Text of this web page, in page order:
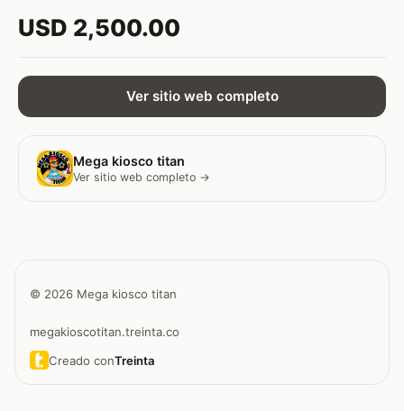
USD 2,500.00
Ver sitio web completo
Mega kiosco titan
Ver sitio web completo →
© 2026 Mega kiosco titan
megakioscotitan.treinta.co
Creado conTreinta